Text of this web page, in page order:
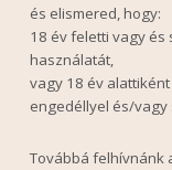
és elismered, hogy:
18 év feletti vagy
használatát,
vagy 18 év
engedéllyel és/
Továbbá felhívnánk